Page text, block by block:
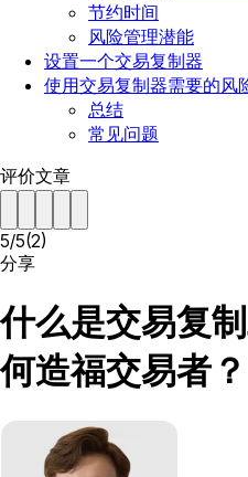
节约时间
风险管理潜能
设置一个交易复制器
使用交易复制器需要的风
总结
常见问题
评价文章
5/5(2)
分享
什么是交易复
何造福交易者？